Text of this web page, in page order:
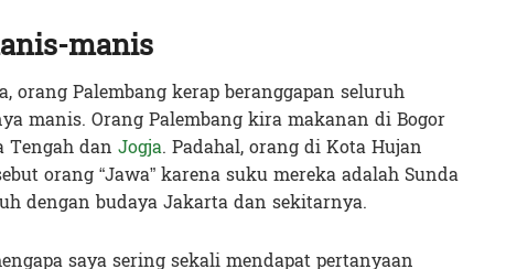
manis
orang Palembang kerap beranggapan seluruh
manis. Orang Palembang kira makanan di Bogor
Tengah dan Jogja. Padahal, orang di Kota Hujan
orang “Jawa” karena suku mereka adalah Sunda
dengan budaya Jakarta dan sekitarnya.
saya sering sekali mendapat pertanyaan